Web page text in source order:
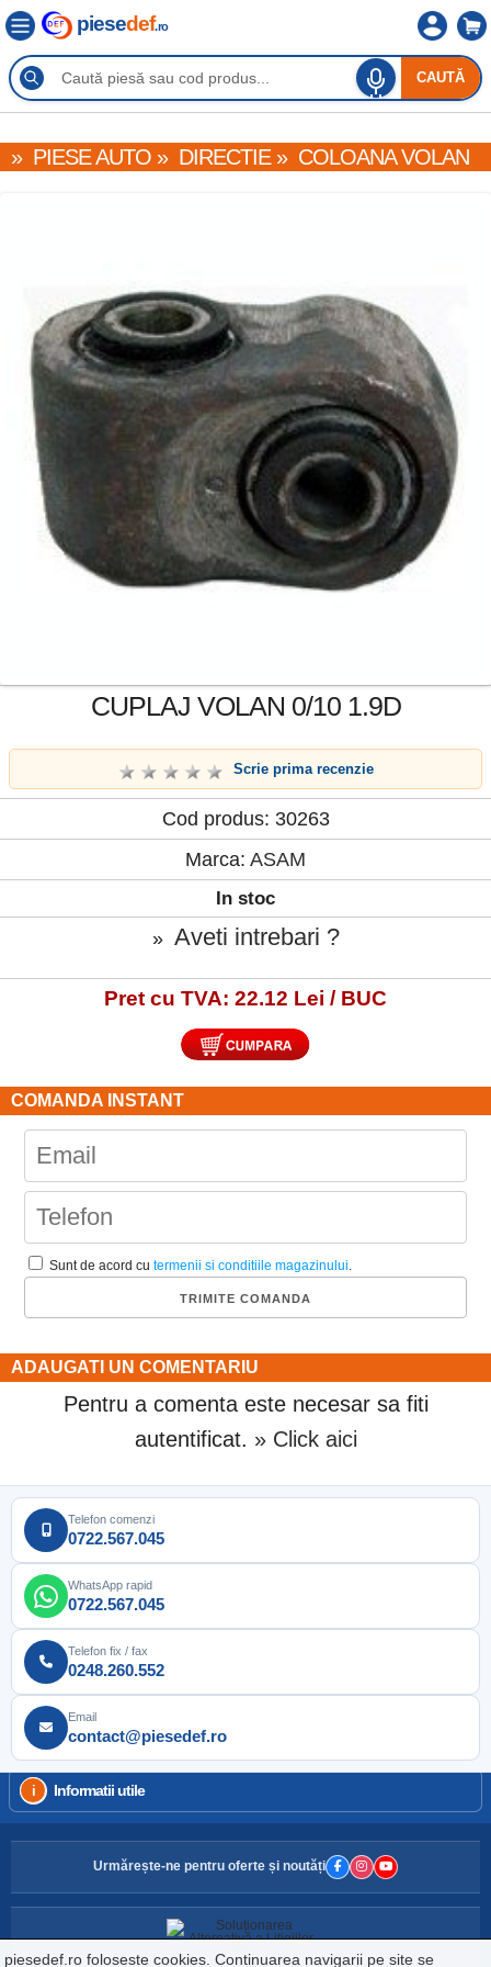
CAUTĂ
piesedef.ro
» PIESE AUTO » DIRECTIE» COLOANA VOLAN
CUPLAJ VOLAN 0/10 1.9D
Scrie prima recenzie
Cod produs: 30263
Marca: ASAM
In stoc
» Aveti intrebari ?
Pret cu TVA: 22.12 Lei / BUC
COMANDA INSTANT
Sunt de acord cutermenii si conditiile magazinului
ADAUGATI UN COMENTARIU
Pentru a comenta este necesar sa fiti
autentificat. » Click aici
Telefon comenzi
0722.567.045
WhatsApp rapid
0722.567.045
Telefon fix / fax
0248.260.552
Email
contact@piesedef.ro
Informatii utile
Urmărește-ne pentru oferte și noutăți
piesedef.ro foloseste cookies. Continuarea navigarii pe site se